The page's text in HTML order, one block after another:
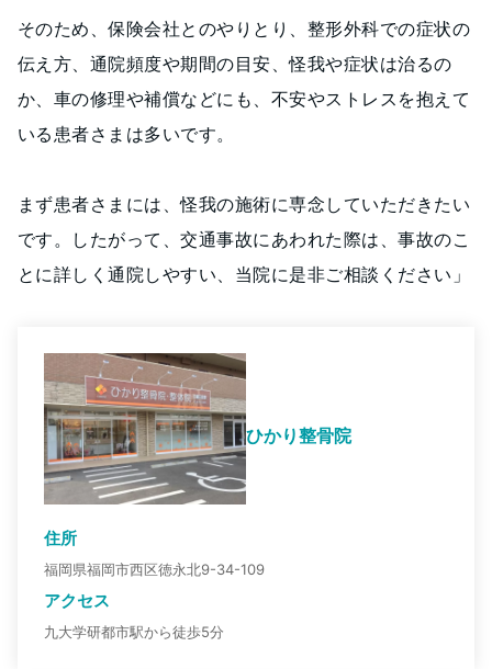
そのため、保険会社とのやりとり、整形外科での症状の
伝え方、通院頻度や期間の目安、怪我や症状は治るの
か、車の修理や補償などにも、不安やストレスを抱えて
いる患者さまは多いです。
まず患者さまには、怪我の施術に専念していただきたい
です。したがって、交通事故にあわれた際は、事故のこ
とに詳しく通院しやすい、当院に是非ご相談ください」
ひかり整骨院
住所
福岡県福岡市西区徳永北9-34-109
アクセス
九大学研都市駅から徒歩5分